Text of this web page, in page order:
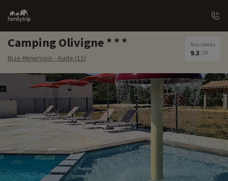
Family
trip
Camping Olivigne
Bize-Minervois - Aude (11)
Avis clients
9.3 /10